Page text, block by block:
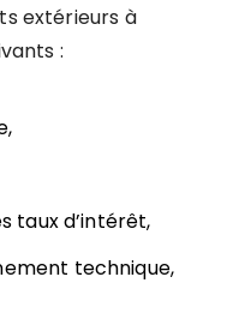
extérieurs à
:
taux d’intérêt,
technique,